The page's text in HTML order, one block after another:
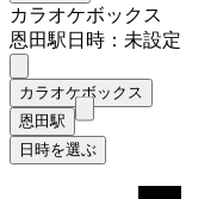
カラオケボックス
恩田駅日時：未設定
カラオケボックス
恩田駅
日時を選ぶ